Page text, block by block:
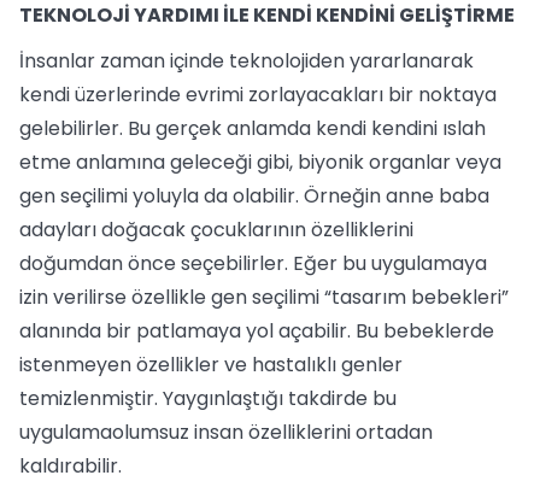
TEKNOLOJİ YARDIMI İLE KENDİ KENDİNİ GELİŞTİRME
İnsanlar zaman içinde teknolojiden yararlanarak
kendi üzerlerinde evrimi zorlayacakları bir noktaya
gelebilirler. Bu gerçek anlamda kendi kendini ıslah
etme anlamına geleceği gibi, biyonik organlar veya
gen seçilimi yoluyla da olabilir. Örneğin anne baba
adayları doğacak çocuklarının özelliklerini
doğumdan önce seçebilirler. Eğer bu uygulamaya
izin verilirse özellikle gen seçilimi “tasarım bebekleri”
alanında bir patlamaya yol açabilir. Bu bebeklerde
istenmeyen özellikler ve hastalıklı genler
temizlenmiştir. Yaygınlaştığı takdirde bu
uygulamaolumsuz insan özelliklerini ortadan
kaldırabilir.